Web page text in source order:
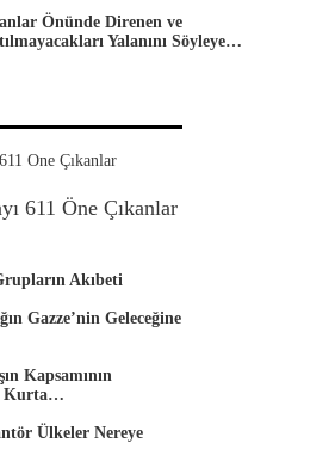
Önünde Direnen ve
Yalanını Söyleye…
611 Öne Çıkanlar
Akıbeti
Gazze’nin Geleceğine
Kapsamının
Kurta…
Ülkeler Nereye